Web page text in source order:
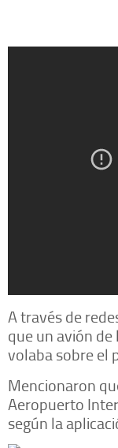
A través de
que un avión de
volaba sobre el
Mencionaron
Aeropuerto
según la